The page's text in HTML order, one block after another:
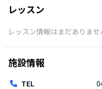
レッスン
レッスン情報はまだありませ
施設情報
TEL